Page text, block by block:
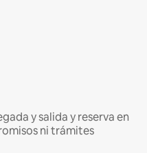
y salida y reserva en
ni trámites